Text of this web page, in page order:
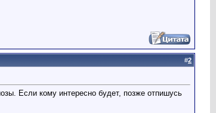
#2
Если кому интересно будет, позже отпишусь